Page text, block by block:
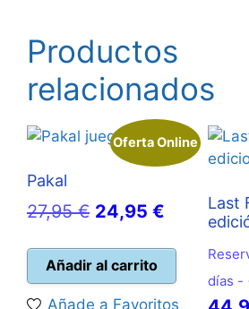
Productos
relacionados
Oferta Online
Pakal
27,95€ El
original
era:
24,95 €
actual
es:
Añadir al carrito
Añade a Favoritos
Last
días -